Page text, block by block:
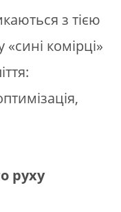
з тією
комірці»
руху